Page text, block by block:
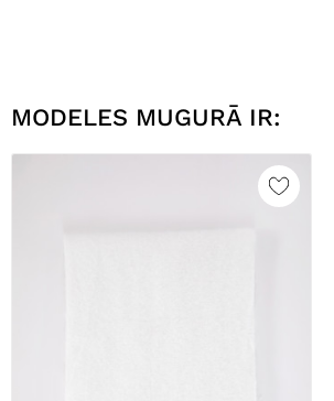
MODELES MUGURĀ IR: